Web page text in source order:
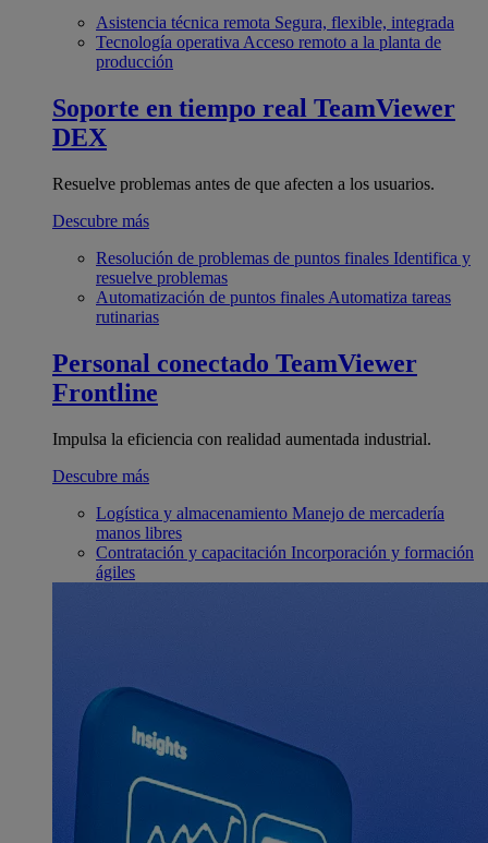
Asistencia técnica remota Segura, flexible, integrada
Tecnología operativa Acceso remoto a la planta de
producción
Soporte en tiempo real TeamViewer
DEX
Resuelve problemas antes de que afecten a los usuarios.
Descubre más
Resolución de problemas de puntos finales Identifica y
resuelve problemas
Automatización de puntos finales Automatiza tareas
rutinarias
Personal conectado TeamViewer
Frontline
Impulsa la eficiencia con realidad aumentada industrial.
Descubre más
Logística y almacenamiento Manejo de mercadería
manos libres
Contratación y capacitación Incorporación y formación
ágiles